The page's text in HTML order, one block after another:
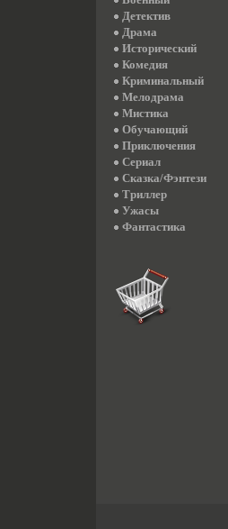
Детектив
Драма
Исторический
Комедия
Криминальный
Мелодрама
Мистика
Обучающий
Приключения
Сериал
Сказка/Фэнтези
Триллер
Ужасы
Фантастика